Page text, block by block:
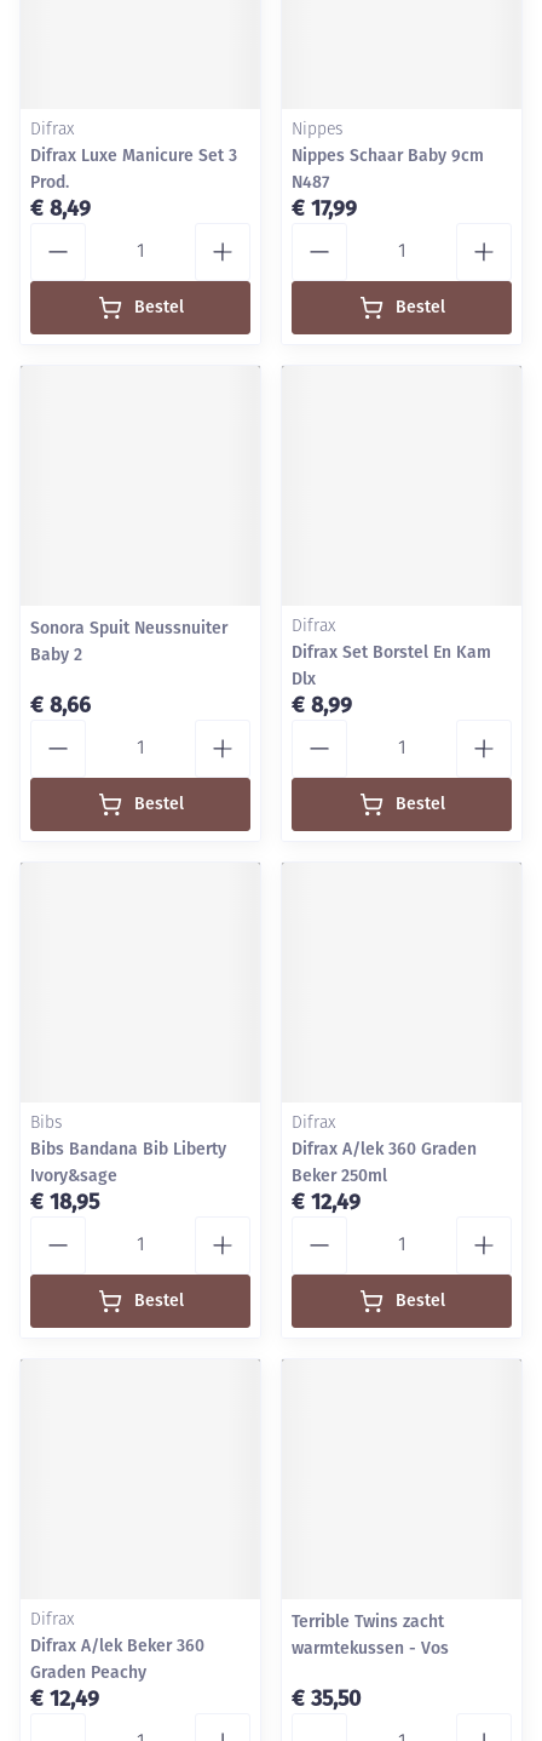
Difrax
Difrax Luxe Manicure Set 3
Prod.
€ 8,49
Bestel
Nippes
Nippes Schaar Baby 9cm
N487
€ 17,99
Bestel
Sonora Spuit Neussnuiter
Baby 2
€ 8,66
Bestel
Difrax
Difrax Set Borstel En Kam
Dlx
€ 8,99
Bestel
Bibs
Bibs Bandana Bib Liberty
Ivory&sage
€ 18,95
Bestel
Difrax
Difrax A/lek 360 Graden
Beker 250ml
€ 12,49
Bestel
Difrax
Difrax A/lek Beker 360
Graden Peachy
€ 12,49
Terrible Twins zacht
warmtekussen - Vos
€ 35,50